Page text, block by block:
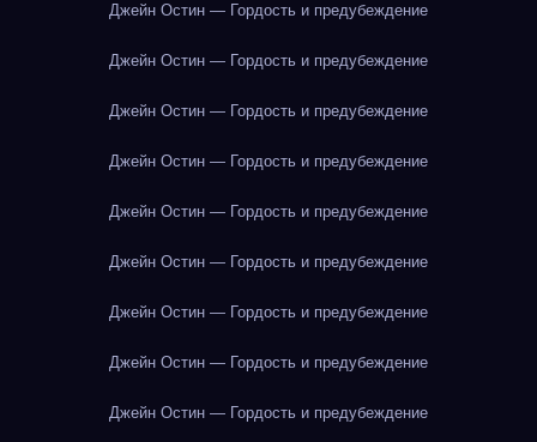
Джейн Остин — Гордость и предубеждение
Джейн Остин — Гордость и предубеждение
Джейн Остин — Гордость и предубеждение
Джейн Остин — Гордость и предубеждение
Джейн Остин — Гордость и предубеждение
Джейн Остин — Гордость и предубеждение
Джейн Остин — Гордость и предубеждение
Джейн Остин — Гордость и предубеждение
Джейн Остин — Гордость и предубеждение